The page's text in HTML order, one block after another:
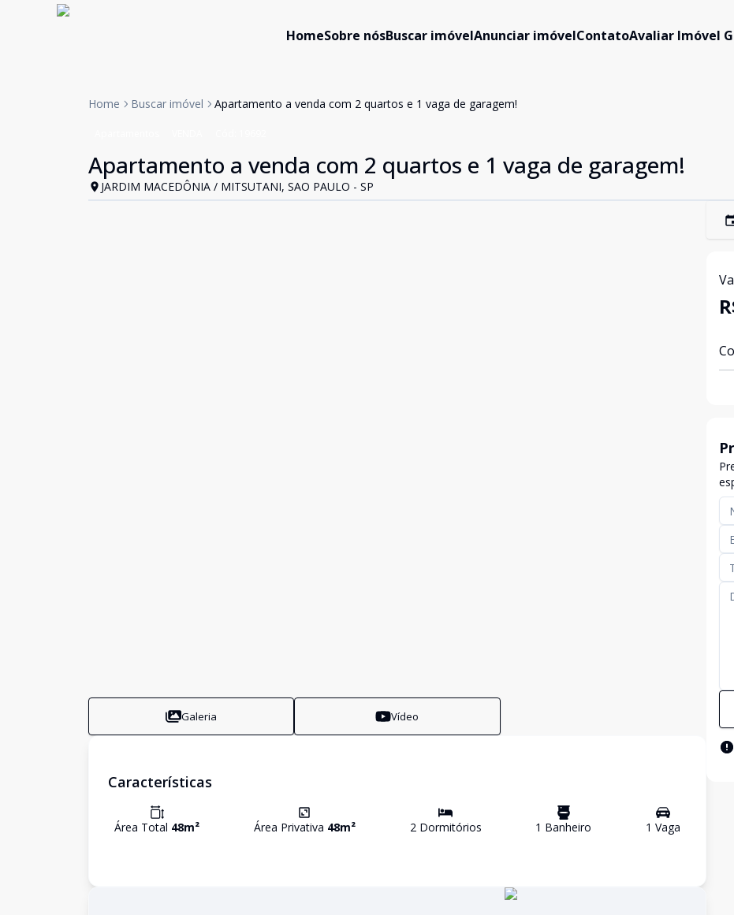
HomeSobre nósBuscar imóvelAnunciar imóvelContatoAvaliar Imóvel
Home Buscar imóvel Apartamento a venda com 2 quartos e 1 vaga de garagem!
Apartamento a venda com 2 quartos e 1 vaga de garagem!
JARDIM MACEDÔNIA / MITSUTANI, SAO PAULO - SP
Galeria Vídeo
Características
Área Total 48m² Área Privativa 48m² 2Dormitórios 1 Banheiro 1 Vaga